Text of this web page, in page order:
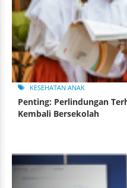
KESEHATAN ANAK
Penting: Perlindungan
Kembali Bersekolah